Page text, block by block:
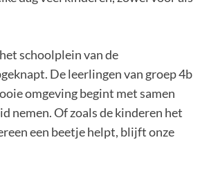
schoolplein van de
De leerlingen van groep 4b
omgeving begint met samen
nemen. Of zoals de kinderen het
een beetje helpt, blijft onze